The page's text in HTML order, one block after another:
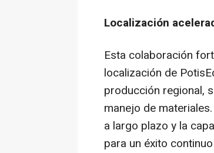
Localización
Esta colaboración
localización de
producción regional,
manejo de
a largo plazo y la
para un éxito